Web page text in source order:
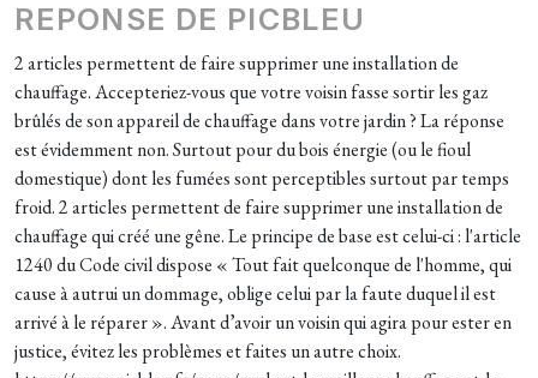
REPONSE DE PICBLEU
2 articles permettent de faire supprimer une installation de
chauffage. Accepteriez-vous que votre voisin fasse sortir les gaz
brûlés de son appareil de chauffage dans votre jardin ? La réponse
est évidemment non. Surtout pour du bois énergie (ou le fioul
domestique) dont les fumées sont perceptibles surtout par temps
froid. 2 articles permettent de faire supprimer une installation de
chauffage qui créé une gêne. Le principe de base est celui-ci : l'article
1240 du Code civil dispose « Tout fait quelconque de l'homme, qui
cause à autrui un dommage, oblige celui par la faute duquel il est
arrivé à le réparer ». Avant d’avoir un voisin qui agira pour ester en
justice, évitez les problèmes et faites un autre choix.